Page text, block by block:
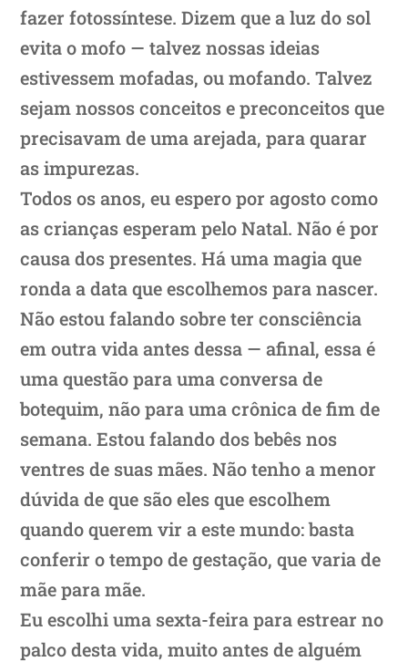
fazer fotossíntese. Dizem que a luz do sol
evita o mofo — talvez nossas ideias
estivessem mofadas, ou mofando. Talvez
sejam nossos conceitos e preconceitos que
precisavam de uma arejada, para quarar
as impurezas.
Todos os anos, eu espero por agosto como
as crianças esperam pelo Natal. Não é por
causa dos presentes. Há uma magia que
ronda a data que escolhemos para nascer.
Não estou falando sobre ter consciência
em outra vida antes dessa — afinal, essa é
uma questão para uma conversa de
botequim, não para uma crônica de fim de
semana. Estou falando dos bebês nos
ventres de suas mães. Não tenho a menor
dúvida de que são eles que escolhem
quando querem vir a este mundo: basta
conferir o tempo de gestação, que varia de
mãe para mãe.
Eu escolhi uma sexta-feira para estrear no
palco desta vida, muito antes de alguém